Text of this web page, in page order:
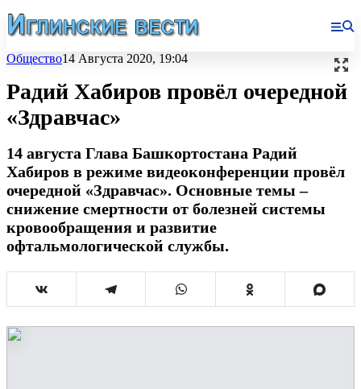
Общество14 Августа 2020, 19:04
Радий Хабиров провёл очередной
«Здравчас»
14 августа Глава Башкортостана Радий
Хабиров в режиме видеоконференции провёл
очередной «Здравчас». Основные темы –
снижение смертности от болезней системы
кровообращения и развитие
офтальмологической службы.